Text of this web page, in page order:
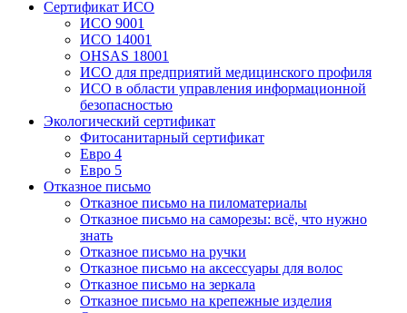
Сертификат ИСО
ИСО 9001
ИСО 14001
OHSAS 18001
ИСО для предприятий медицинского профиля
ИСО в области управления информационной
безопасностью
Экологический сертификат
Фитосанитарный сертификат
Евро 4
Евро 5
Отказное письмо
Отказное письмо на пиломатериалы
Отказное письмо на саморезы: всё, что нужно
знать
Отказное письмо на ручки
Отказное письмо на аксессуары для волос
Отказное письмо на зеркала
Отказное письмо на крепежные изделия